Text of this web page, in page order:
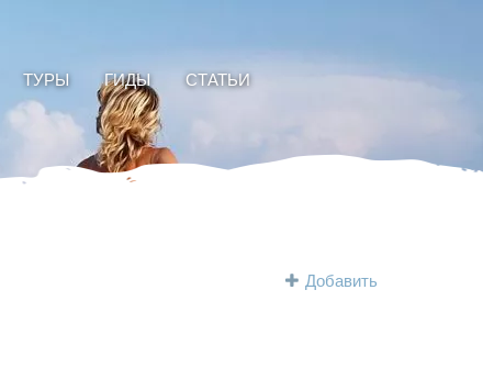
ТУРЫ ГИДЫ СТАТЬИ
Добавить